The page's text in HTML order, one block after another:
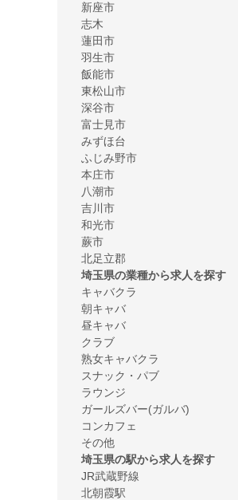
新座市
志木
蓮田市
羽生市
飯能市
東松山市
深谷市
富士見市
みずほ台
ふじみ野市
本庄市
八潮市
吉川市
和光市
蕨市
北足立郡
埼玉県の業種から求人を探す
キャバクラ
朝キャバ
昼キャバ
クラブ
熟女キャバクラ
スナック・パブ
ラウンジ
ガールズバー(ガルバ)
コンカフェ
その他
埼玉県の駅から求人を探す
JR武蔵野線
北朝霞駅